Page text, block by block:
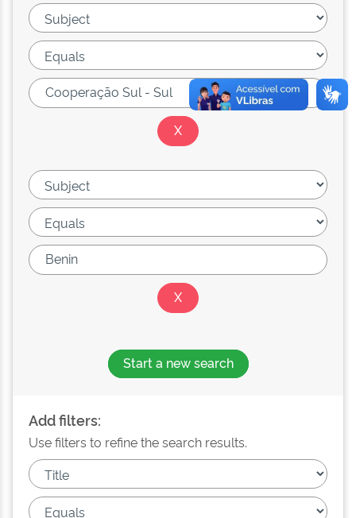
Start a new search
Add filters:
Use filters to refine the search results.